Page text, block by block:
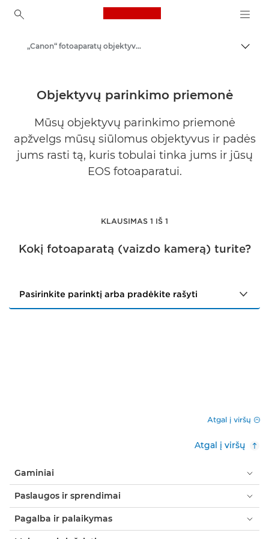
Canon Logo, back to
„Canon“ fotoaparatų objektyvai
Objektyvų parinkimo priemonė
Mūsų objektyvų parinkimo priemonė
apžvelgs mūsų siūlomus objektyvus ir padės
jums rasti tą, kuris tobulai tinka jums ir jūsų
EOS fotoaparatui.
KLAUSIMAS 1 IŠ 1
Kokį fotoaparatą (vaizdo kamerą) turite?
Atgal į viršų
Atgal į viršų
Gaminiai
Paslaugos ir sprendimai
Pagalba ir palaikymas